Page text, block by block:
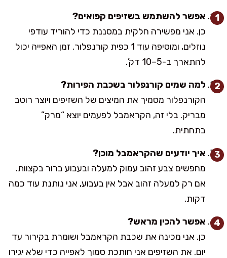
אפשר להשתמש בשזיפים קפואים?
כן. אני מפשירה חלקית במסננת כדי להוריד עודפי
נוזלים, ומוסיפה עוד 1 כפית קורנפלור. זמן האפייה יכול
להתארך ב-5–10 דק’.
למה שמים קורנפלור בשכבת הפירות?
הקורנפלור מסמיך את המיצים של השזיפים ויוצר רוטב
מבריק. בלי זה, הקראמבל לפעמים יוצא “מרק”
בתחתית.
איך יודעים שהקראמבל מוכן?
מחפשים צבע זהוב עמוק למעלה ובעבוע ברור בקצוות.
אם רק למעלה זהוב אבל אין בעבוע, אני נותנת עוד כמה
דקות.
אפשר להכין מראש?
כן. אני מכינה את שכבת הקראמבל ושומרת בקירור עד
יום. את השזיפים אני חותכת סמוך לאפייה כדי שלא יגירו